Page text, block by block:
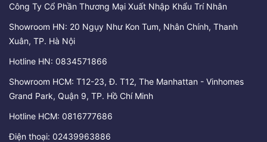
Công Ty Cổ Phần Thương Mại Xuất Nhập Khẩu Trí Nhân
Showroom HN: 20 Ngụy Như Kon Tum, Nhân Chính, Thanh
Xuân, TP. Hà Nội
Hotline HN: 0834571866
Showroom HCM: T12-23, Đ. T12, The Manhattan - Vinhomes
Grand Park, Quận 9, TP. Hồ Chí Minh
Hotline HCM: 0816777686
Điện thoại: 02439963886